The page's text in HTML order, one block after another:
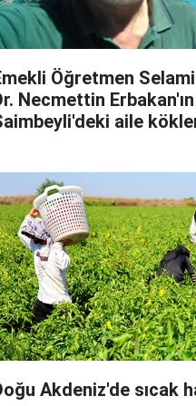
Öğretmen
Necmettin
aile
Akdeniz'de sıcak